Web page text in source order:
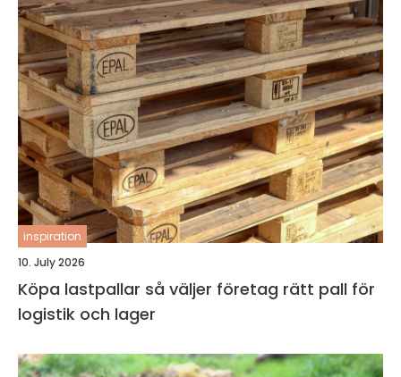
inspiration
10. July 2026
Köpa lastpallar så väljer företag rätt pall för
logistik och lager